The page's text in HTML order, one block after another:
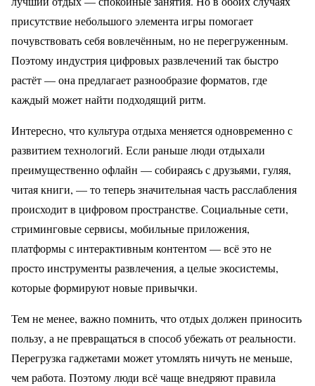
присутствие небольшого элемента игры помогает
почувствовать себя вовлечённым, но не перегруженным.
Поэтому индустрия цифровых развлечений так быстро
растёт — она предлагает разнообразие форматов, где
каждый может найти подходящий ритм.
Интересно, что культура отдыха меняется одновременно с
развитием технологий. Если раньше люди отдыхали
преимущественно офлайн — собираясь с друзьями, гуляя,
читая книги, — то теперь значительная часть расслабления
происходит в цифровом пространстве. Социальные сети,
стриминговые сервисы, мобильные приложения,
платформы с интерактивным контентом — всё это не
просто инструменты развлечения, а целые экосистемы,
которые формируют новые привычки.
Тем не менее, важно помнить, что отдых должен приносить
пользу, а не превращаться в способ убежать от реальности.
Перегрузка гаджетами может утомлять ничуть не меньше,
чем работа. Поэтому люди всё чаще внедряют правила